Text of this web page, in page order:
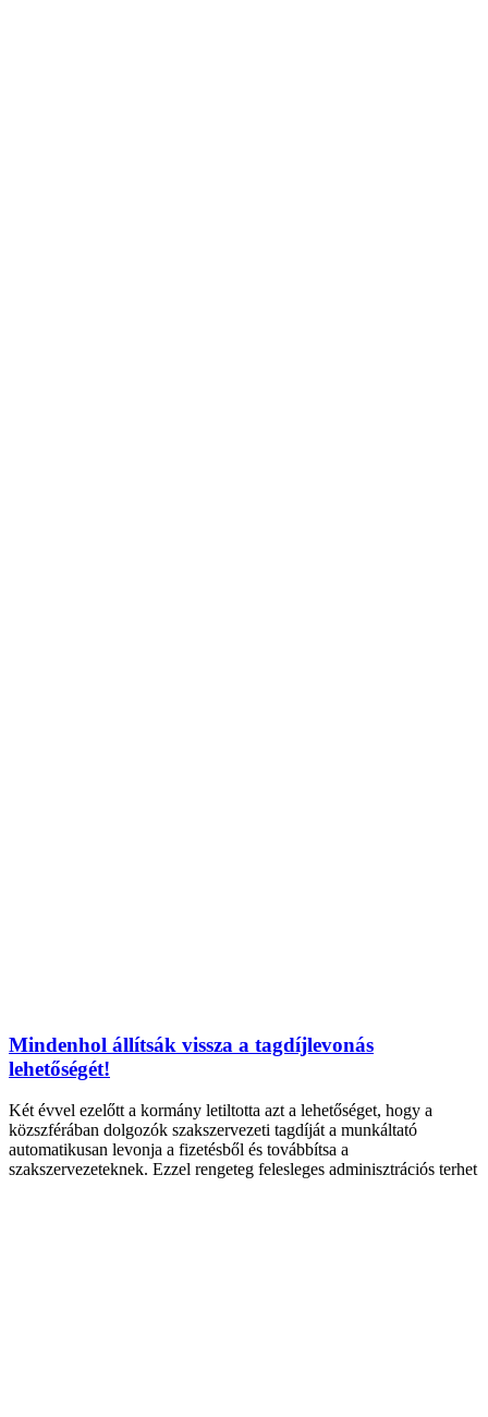
Mindenhol állítsák vissza a tagdíjlevonás
lehetőségét!
Két évvel ezelőtt a kormány letiltotta azt a lehetőséget, hogy a
közszférában dolgozók szakszervezeti tagdíját a munkáltató
automatikusan levonja a fizetésből és továbbítsa a
szakszervezeteknek. Ezzel rengeteg felesleges adminisztrációs terhet